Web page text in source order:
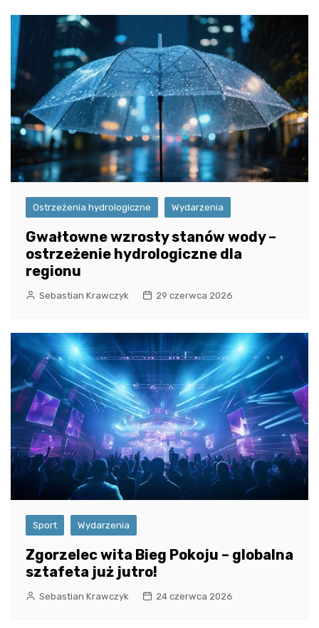
Ostrzeżenia hydrologiczne Wydarzenia
Gwałtowne wzrosty stanów wody –
ostrzeżenie hydrologiczne dla
regionu
Sebastian Krawczyk 29 czerwca 2026
Sport Wydarzenia
Zgorzelec wita Bieg Pokoju – globalna
sztafeta już jutro!
Sebastian Krawczyk 24 czerwca 2026